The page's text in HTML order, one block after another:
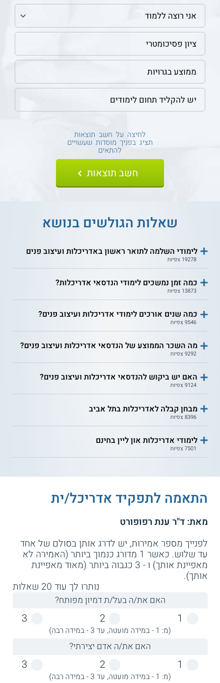
לחיצה על חשב תוצאות
תציג בפניך מוסדות שעשויים
להתאים
שאלות הגולשים בנושא
לימודי השלמה לתואר ראשון באדריכלות ועיצוב פנים
19278 צפיות
כמה זמן נמשכים לימודי הנדסאי אדריכלות?
13873 צפיות
כמה שנים אורכים לימודי אדריכלות ועיצוב פנים?
9546 צפיות
מה השכר הממוצע של הנדסאי אדריכלות ועיצוב פנים?
9292 צפיות
האם יש ביקוש להנדסאי אדריכלות ועיצוב פנים?
9124 צפיות
מבחן קבלה לאדריכלות בתל אביב
8396 צפיות
לימודי אדריכלות און ליין בחינם
7501 צפיות
התאמה לתפקיד אדריכל/ית
מאת: ד"ר ענת רפופורט
לפנייך מספר אמירות, יש לדרג אותן בסולם של אחד
עד שלוש. כאשר 1 מדורג כנמוך ביותר (האמירה לא
מאפיינת אותך) ו - 3 כגבוה ביותר (מאוד מאפיינת
אותך).
נותרו לך עוד 20 שאלות
האם את/ה בעל/ת דמיון מפותח?
1
2
3
(מ: 1 - במידה מועטה, עד 3 - במידה רבה)
האם את/ה אדם יצירתי?
1
2
3
(מ: 1 - במידה מועטה, עד 3 - במידה רבה)